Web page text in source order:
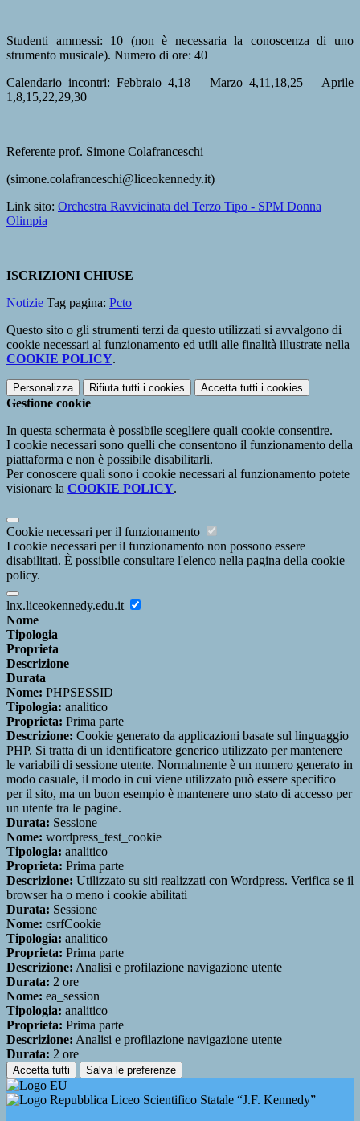
Studenti ammessi: 10 (non è necessaria la conoscenza di uno
strumento musicale). Numero di ore: 40
Calendario incontri: Febbraio 4,18 – Marzo 4,11,18,25 – Aprile
1,8,15,22,29,30
Referente prof. Simone Colafranceschi
(simone.colafranceschi@liceokennedy.it)
Link sito: Orchestra Ravvicinata del Terzo Tipo - SPM Donna
Olimpia
ISCRIZIONI CHIUSE
Notizie Tag pagina: Pcto
Questo sito o gli strumenti terzi da questo utilizzati si avvalgono di
cookie necessari al funzionamento ed utili alle finalità illustrate nella
COOKIE POLICY.
Personalizza Rifiuta tutti i cookies Accetta tutti i cookies
Gestione cookie
In questa schermata è possibile scegliere quali cookie consentire.
I cookie necessari sono quelli che consentono il funzionamento della
piattaforma e non è possibile disabilitarli.
Per conoscere quali sono i cookie necessari al funzionamento potete
visionare la COOKIE POLICY.
Cookie necessari per il funzionamento
I cookie necessari per il funzionamento non possono essere
disabilitati. È possibile consultare l'elenco nella pagina della cookie
policy.
lnx.liceokennedy.edu.it
Nome
Tipologia
Proprieta
Descrizione
Durata
Nome: PHPSESSID
Tipologia: analitico
Proprieta: Prima parte
Descrizione: Cookie generato da applicazioni basate sul linguaggio
PHP. Si tratta di un identificatore generico utilizzato per mantenere
le variabili di sessione utente. Normalmente è un numero generato in
modo casuale, il modo in cui viene utilizzato può essere specifico
per il sito, ma un buon esempio è mantenere uno stato di accesso per
un utente tra le pagine.
Durata: Sessione
Nome: wordpress_test_cookie
Tipologia: analitico
Proprieta: Prima parte
Descrizione: Utilizzato su siti realizzati con Wordpress. Verifica se il
browser ha o meno i cookie abilitati
Durata: Sessione
Nome: csrfCookie
Tipologia: analitico
Proprieta: Prima parte
Descrizione: Analisi e profilazione navigazione utente
Durata: 2 ore
Nome: ea_session
Tipologia: analitico
Proprieta: Prima parte
Descrizione: Analisi e profilazione navigazione utente
Durata: 2 ore
Accetta tutti Salva le preferenze
Liceo Scientifico Statale “J.F. Kennedy”